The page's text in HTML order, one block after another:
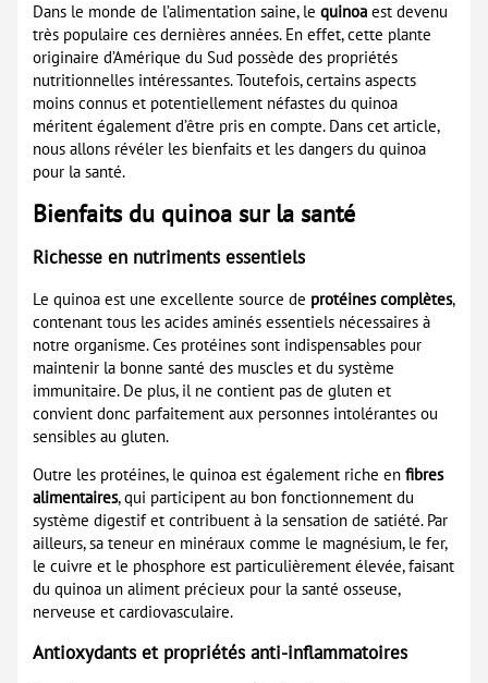
Dans le monde de l’alimentation saine, lequinoa est devenu
très populaire ces dernières années. En effet, cette plante
originaire d’Amérique du Sud possède des propriétés
nutritionnelles intéressantes. Toutefois, certains aspects
moins connus et potentiellement néfastes du quinoa
méritent également d’être pris en compte. Dans cet article,
nous allons révéler les bienfaits et les dangers du quinoa
pour la santé.
Bienfaits du quinoa sur la santé
Richesse en nutriments essentiels
Le quinoa est une excellente source de protéines complètes,
contenant tous les acides aminés essentiels nécessaires à
notre organisme. Ces protéines sont indispensables pour
maintenir la bonne santé des muscles et du système
immunitaire. De plus, il ne contient pas de gluten et
convient donc parfaitement aux personnes intolérantes ou
sensibles au gluten.
Outre les protéines, le quinoa est également riche enfibres
alimentaires, qui participent au bon fonctionnement du
système digestif et contribuent à la sensation de satiété. Par
ailleurs, sa teneur en minéraux comme le magnésium, le fer,
le cuivre et le phosphore est particulièrement élevée, faisant
du quinoa un aliment précieux pour la santé osseuse,
nerveuse et cardiovasculaire.
Antioxydants et propriétés anti-inflammatoires